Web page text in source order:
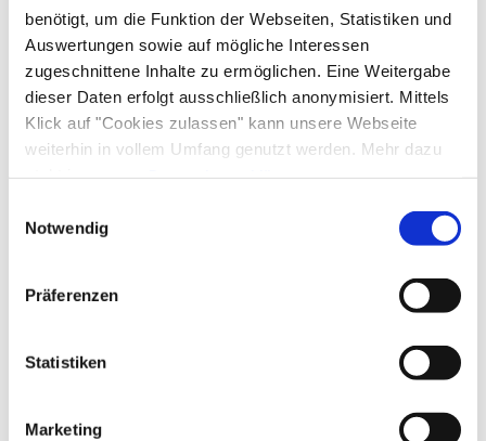
benötigt, um die Funktion der Webseiten, Statistiken und
Auswertungen sowie auf mögliche Interessen
zugeschnittene Inhalte zu ermöglichen. Eine Weitergabe
dieser Daten erfolgt ausschließlich anonymisiert. Mittels
Klick auf "Cookies zulassen" kann unsere Webseite
weiterhin in vollem Umfang genutzt werden. Mehr dazu
steht in unserer Datenschutzerklärung.
gelistet.
Notwendig
Präferenzen
Statistiken
Marketing
Sonnenstühle/-liegen
Terrasse
Deutsch Englisch
Radfahren
Ladestation für E-Bikes
Zusatzleistungen